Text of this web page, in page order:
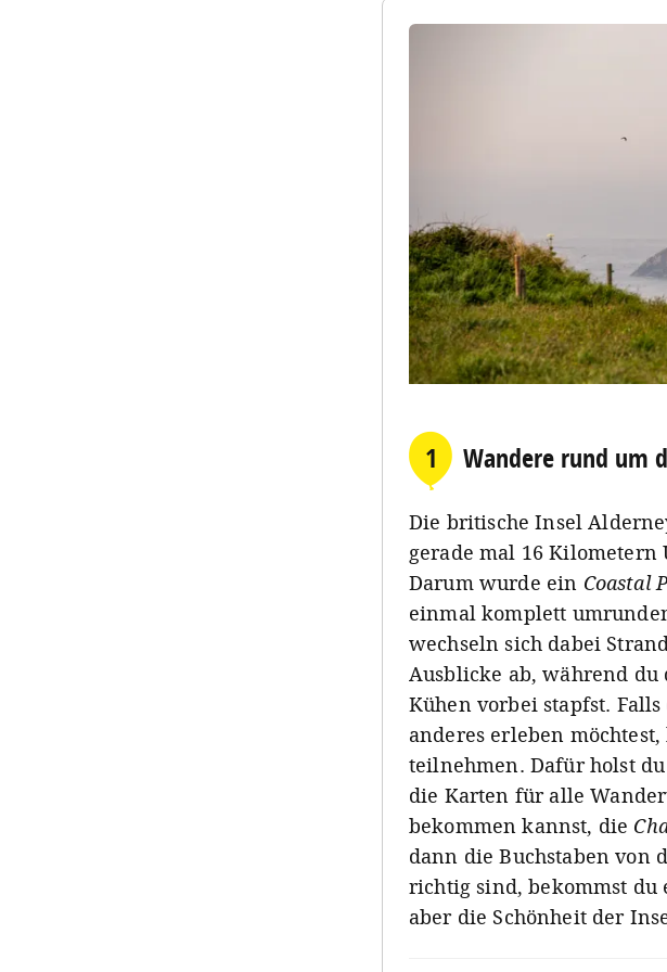
Manche Iles
fährt alle
namensElizabeth.
1 Wandere rund um
Die britische Insel
gerade mal 16
Darum wurde ein Coastal
einmal komplett
wechseln sich dabei
Ausblicke ab, während
Kühen vorbei stapfst.
anderes erleben
teilnehmen. Dafür holst
die Karten für alle
bekommen kannst, die
dann die Buchstaben von
richtig sind, bekommst du
aber die Schönheit der